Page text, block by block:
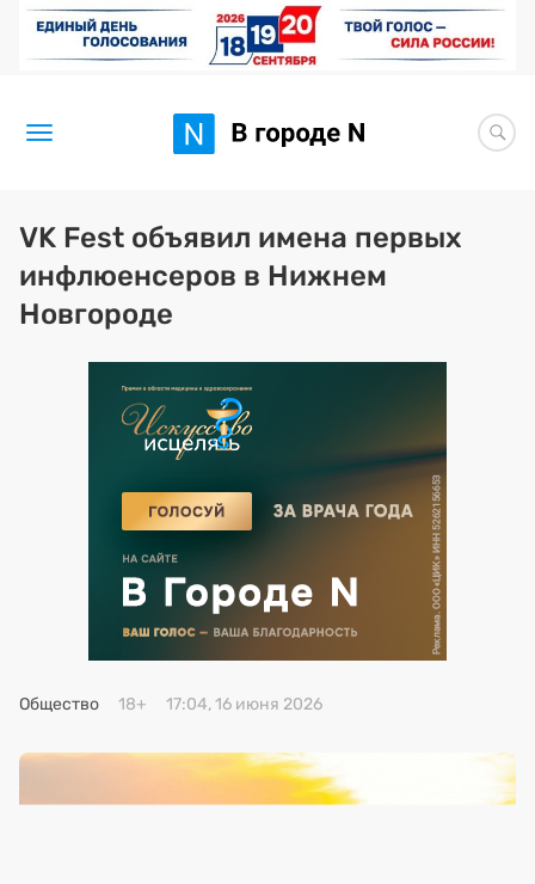
Новости
Статьи
BORЩ
Искусство исцелять
Премия 2025
Эксперты
VK Fest объявил имена первых
инфлюенсеров в Нижнем
Новгороде
Общество 18+ 17:04, 16 июня 2026